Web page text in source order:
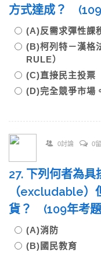
方式達成？
(A)反需求彈性課
(B)柯列特－漢格
RULE）
(C)直接民主投票
(D)完全競爭市場
0討論 0
27. 下列何者為具
（excludable
貨？ (109年考
(A)消防
(B)國民教育